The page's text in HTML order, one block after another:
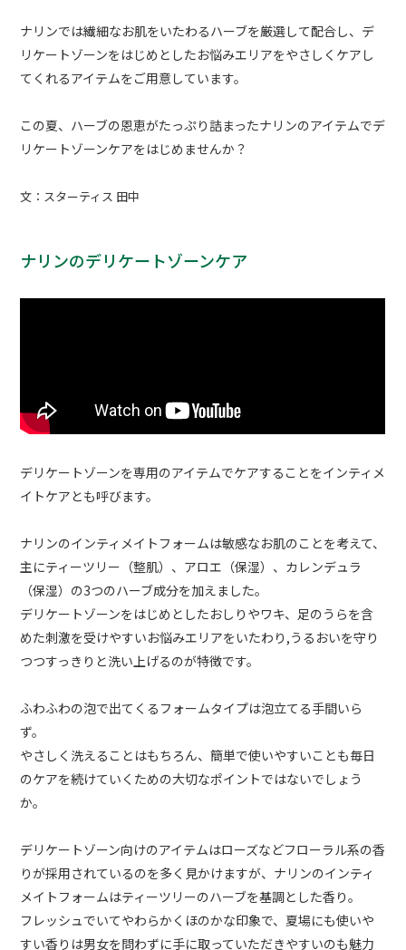
ナリンでは繊細なお肌をいたわるハーブを厳選して配合し、デ
リケートゾーンをはじめとしたお悩みエリアをやさしくケアし
てくれるアイテムをご用意しています。
この夏、ハーブの恩恵がたっぷり詰まったナリンのアイテムでデ
リケートゾーンケアをはじめませんか？
文：スターティス 田中
ナリンのデリケートゾーンケア
デリケートゾーンを専用のアイテムでケアすることをインティメ
イトケアとも呼びます。
ナリンのインティメイトフォームは敏感なお肌のことを考えて、
主にティーツリー（整肌）、アロエ（保湿）、カレンデュラ
（保湿）の3つのハーブ成分を加えました。
デリケートゾーンをはじめとしたおしりやワキ、足のうらを含
めた刺激を受けやすいお悩みエリアをいたわり,うるおいを守り
つつすっきりと洗い上げるのが特徴です。
ふわふわの泡で出てくるフォームタイプは泡立てる手間いら
ず。
やさしく洗えることはもちろん、簡単で使いやすいことも毎日
のケアを続けていくための大切なポイントではないでしょう
か。
デリケートゾーン向けのアイテムはローズなどフローラル系の香
りが採用されているのを多く見かけますが、ナリンのインティ
メイトフォームはティーツリーのハーブを基調とした香り。
フレッシュでいてやわらかくほのかな印象で、夏場にも使いや
すい香りは男女を問わずに手に取っていただきやすいのも魅力